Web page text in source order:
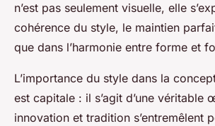
n’est pas seulement visuelle, elle
cohérence du style, le maintien
que dans l’harmonie entre forme et
L’importance du style dans la
est capitale : il s’agit d’une véritable
innovation et tradition s’entremêlent